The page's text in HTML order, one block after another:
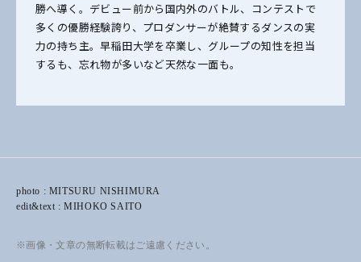
勝へ導く。デビュー前から国内外のバトル、コンテストで
多くの優勝経験誇り、プロダンサーが絶賛するダンスの実
力の持ち主。早稲田大学を卒業し、グループの知性を担当
するも、忘れ物が多いなど天然な一面も。
photo : MITSURU NISHIMURA
edit&text : MIHOKO SAITO
※画像・文章の無断転載はご遠慮ください。